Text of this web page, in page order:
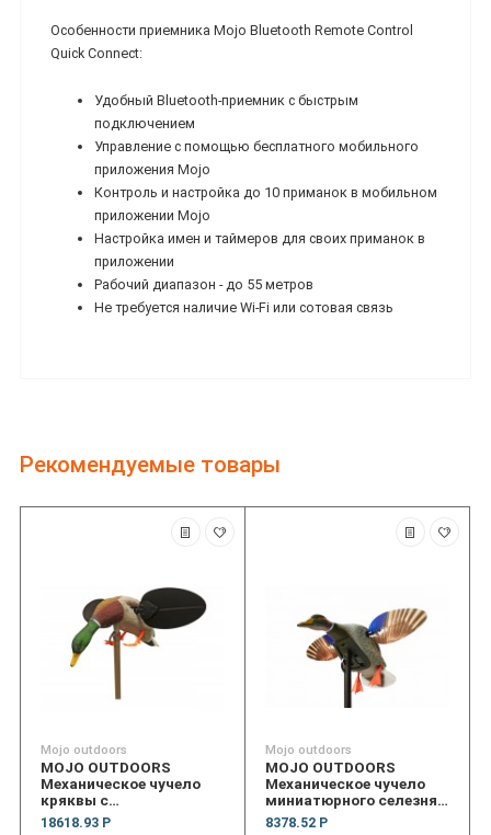
Особенности приемника Mojo Bluetooth Remote Control
Quick Connect:
Удобный Bluetooth-приемник с быстрым
подключением
Управление с помощью бесплатного мобильного
приложения Mojo
Контроль и настройка до 10 приманок в мобильном
приложении Mojo
Настройка имен и таймеров для своих приманок в
приложении
Рабочий диапазон - до 55 метров
Не требуется наличие Wi-Fi или сотовая связь
Рекомендуемые товары
Mojo outdoors
MOJO OUTDOORS
Механическое чучело
кряквы с
вращающимися
18618.93 Р
Mojo outdoors
MOJO OUTDOORS
Механическое чучело
миниатюрного селезня
кряквы с
8378.52 Р